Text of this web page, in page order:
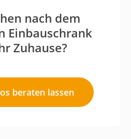
nach dem
Einbauschrank
Zuhause?
beraten lassen